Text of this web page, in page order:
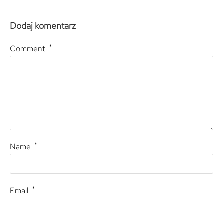
Dodaj komentarz
Comment *
Name *
Email *